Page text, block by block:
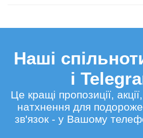
Наші
і
Це кращі пропозиції,
натхнення для
зв'язок - у Вашому